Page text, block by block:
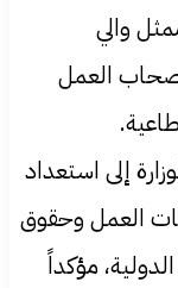
والي
العمل
إلى استعداد
العمل وحقوق
مؤكداً